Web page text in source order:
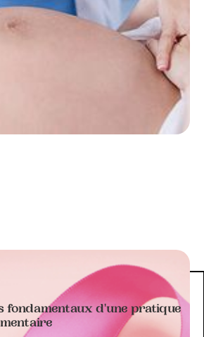
fondamentaux d'une pratique